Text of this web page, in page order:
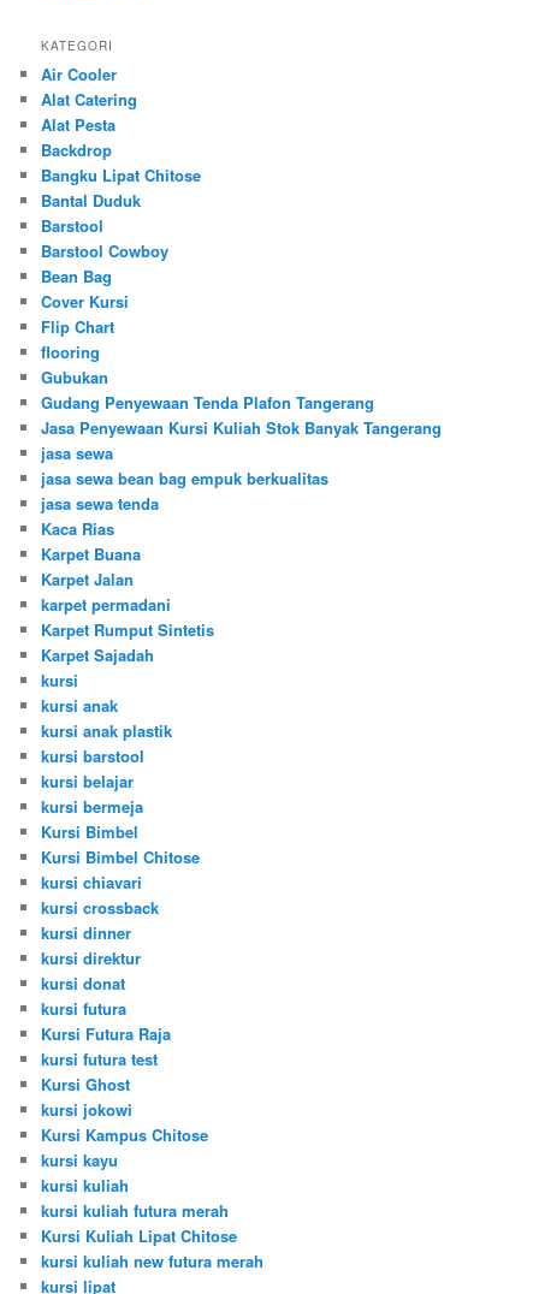
KATEGORI
Air Cooler
Alat Catering
Alat Pesta
Backdrop
Bangku Lipat Chitose
Bantal Duduk
Barstool
Barstool Cowboy
Bean Bag
Cover Kursi
Flip Chart
flooring
Gubukan
Gudang Penyewaan Tenda Plafon Tangerang
Jasa Penyewaan Kursi Kuliah Stok Banyak Tangerang
jasa sewa
jasa sewa bean bag empuk berkualitas
jasa sewa tenda
Kaca Rias
Karpet Buana
Karpet Jalan
karpet permadani
Karpet Rumput Sintetis
Karpet Sajadah
kursi
kursi anak
kursi anak plastik
kursi barstool
kursi belajar
kursi bermeja
Kursi Bimbel
Kursi Bimbel Chitose
kursi chiavari
kursi crossback
kursi dinner
kursi direktur
kursi donat
kursi futura
Kursi Futura Raja
kursi futura test
Kursi Ghost
kursi jokowi
Kursi Kampus Chitose
kursi kayu
kursi kuliah
kursi kuliah futura merah
Kursi Kuliah Lipat Chitose
kursi kuliah new futura merah
kursi lipat